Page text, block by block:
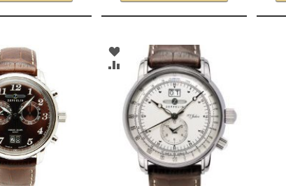
ZUR
WUNSCHLISTE
HINZUFÜGEN
ZUR
VERGLEICHSLISTE
HINZUFÜGEN